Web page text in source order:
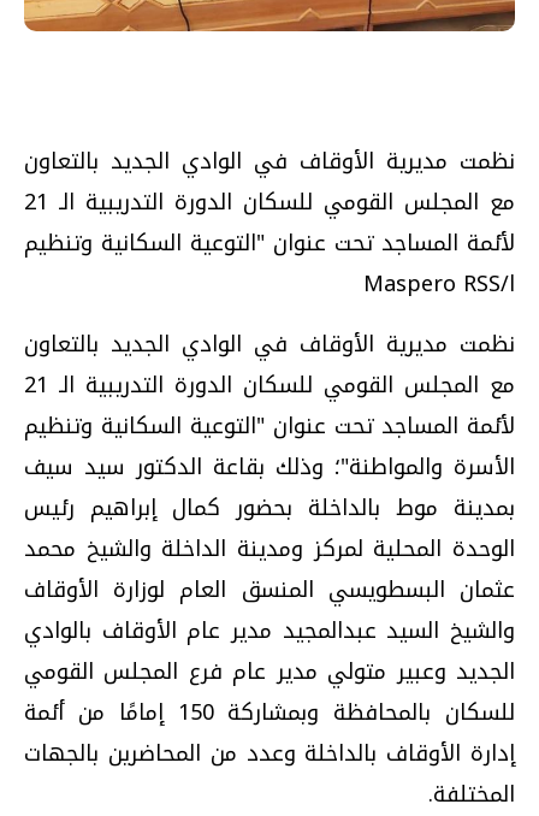
نظمت مديرية الأوقاف في الوادي الجديد بالتعاون
مع المجلس القومي للسكان الدورة التدريبية الـ 21
لأئمة المساجد تحت عنوان "التوعية السكانية وتنظيم
ا/Maspero RSS
نظمت مديرية الأوقاف في الوادي الجديد بالتعاون
مع المجلس القومي للسكان الدورة التدريبية الـ 21
لأئمة المساجد تحت عنوان "التوعية السكانية وتنظيم
الأسرة والمواطنة"؛ وذلك بقاعة الدكتور سيد سيف
بمدينة موط بالداخلة بحضور كمال إبراهيم رئيس
الوحدة المحلية لمركز ومدينة الداخلة والشيخ محمد
عثمان البسطويسي المنسق العام لوزارة الأوقاف
والشيخ السيد عبدالمجيد مدير عام الأوقاف بالوادي
الجديد وعبير متولي مدير عام فرع المجلس القومي
للسكان بالمحافظة وبمشاركة 150 إمامًا من أئمة
إدارة الأوقاف بالداخلة وعدد من المحاضرين بالجهات
المختلفة.